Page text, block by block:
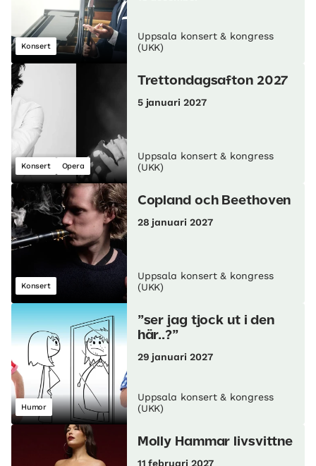
Konsert
Uppsala konsert & kongress
(UKK)
Konsert Opera
Trettondagsafton 2027
5 januari 2027
Uppsala konsert & kongress
(UKK)
Konsert
Copland och Beethoven
28 januari 2027
Uppsala konsert & kongress
(UKK)
Humor
”ser jag tjock ut i den
här..?”
29 januari 2027
Uppsala konsert & kongress
(UKK)
Molly Hammar livsvittne
11 februari 2027